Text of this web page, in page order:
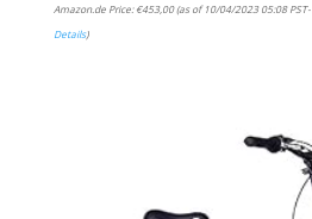
Amazon.de Price:€453,00(as of 10/04/2023 05:08 PST-
Details)